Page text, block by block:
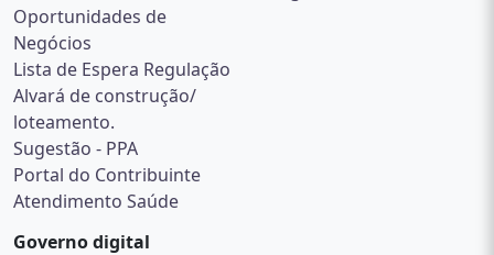
Oportunidades de
Negócios
Lista de Espera Regulação
Alvará de construção/
loteamento.
Sugestão - PPA
Portal do Contribuinte
Atendimento Saúde
Governo digital